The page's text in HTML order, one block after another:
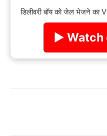
डिलीवरी बॉय को जेल भेजने का
▶ Watch